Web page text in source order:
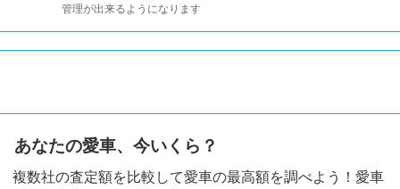
管理が出来るようになります
あなたの愛車、今いくら？
複数社の査定額を比較して愛車の最高額を調べよう！愛車